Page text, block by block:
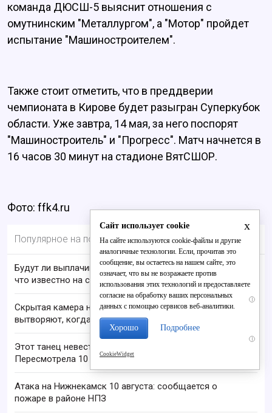
команда ДЮСШ-5 выяснит отношения с
омутнинским "Металлургом", а "Мотор" пройдет
испытание "Машиностроителем".
Также стоит отметить, что в преддверии
чемпионата в Кирове будет разыгран Суперкубок
области. Уже завтра, 14 мая, за него поспорят
"Машиностроитель" и "Прогресс". Матч начнется в
16 часов 30 минут на стадионе ВятСШОР.
Фото: ffk4.ru
Популярное на портале
Будут ли выплачивать 13-ю пенсию в 2026 году:
что известно на сегодня
i
Скрытая камера на пляже Крыма: Что люди
вытворяют, когда их не видят...
i
Этот танец невесты оставит вас без слов!
Пересмотрела 10 раз
Атака на Нижнекамск 10 августа: сообщается о
пожаре в районе НПЗ
x
Сайт использует cookie
На сайте используются cookie-файлы и другие
аналогичные технологии. Если, прочитав это
сообщение, вы остаетесь на нашем сайте, это
означает, что вы не возражаете против
использования этих технологий и предоставляете
согласие на обработку ваших персональных
данных с помощью сервисов веб-аналитики.
Хорошо Подробнее
CookieWidget